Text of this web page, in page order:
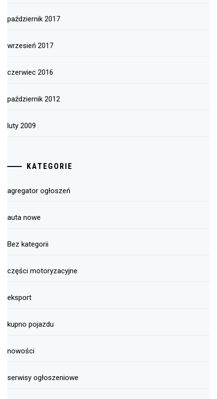
październik 2017
wrzesień 2017
czerwiec 2016
październik 2012
luty 2009
KATEGORIE
agregator ogłoszeń
auta nowe
Bez kategorii
części motoryzacyjne
eksport
kupno pojazdu
nowości
serwisy ogłoszeniowe